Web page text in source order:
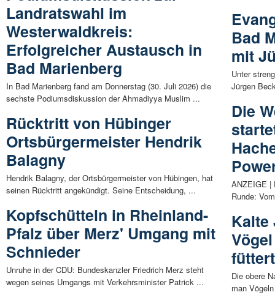
Landratswahl im
Westerwaldkreis:
Erfolgreicher Austausch in
Bad Marienberg
In Bad Marienberg fand am Donnerstag (30. Juli 2026) die
sechste Podiumsdiskussion der Ahmadiyya Muslim ...
Rücktritt von Hübinger
Ortsbürgermeister Hendrik
Balagny
Hendrik Balagny, der Ortsbürgermeister von Hübingen, hat
seinen Rücktritt angekündigt. Seine Entscheidung, ...
Kopfschütteln in Rheinland-
Pfalz über Merz' Umgang mit
Schnieder
Unruhe in der CDU: Bundeskanzler Friedrich Merz steht
wegen seines Umgangs mit Verkehrsminister Patrick ...
Bad
mit
Unter
Jürgen
Die
ANZEIGE |
Runde:
Kalte
füttert
Die obere
man